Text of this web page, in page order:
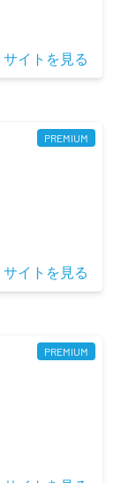
サイトを見る
PREMIUM
サイトを見る
PREMIUM